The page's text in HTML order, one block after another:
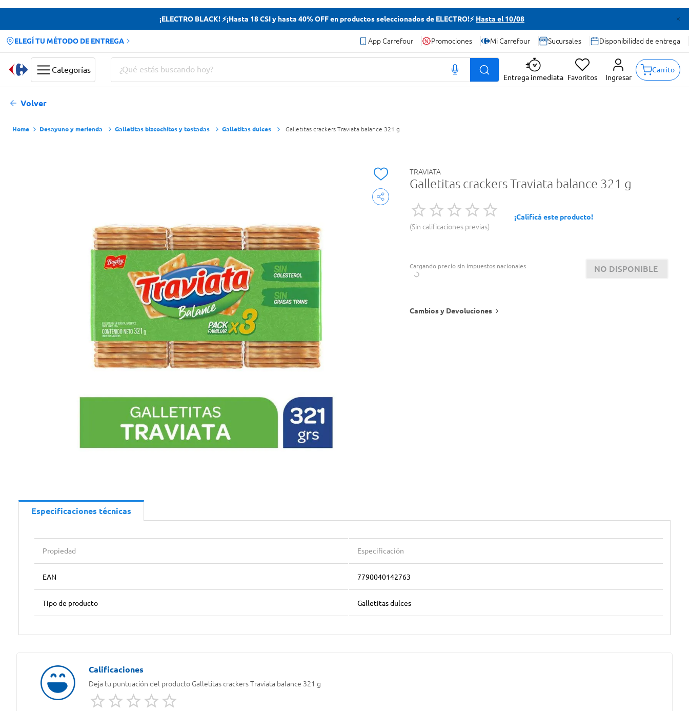
¡ELECTRO BLACK! ⚡¡Hasta 18 CSI y hasta 40% OFF en productos seleccionados de ELECTRO!⚡ Hasta el 10/08
ELEGÍ TU MÉTODO DE ENTREGA App Carrefour Promociones Mi Carrefour Sucursales Disponibilidad de entrega
Categorías
¿Qué estás buscando hoy?
Entrega inmediata Favoritos Ingresar
Carrito
Volver
Desayuno y merienda Galletitas bizcochitos y tostadas Galletitas dulces Galletitas crackers Traviata balance 321 g
TRAVIATA
Galletitas crackers Traviata balance 321 g
Sin calificaciones previas
¡Calificá este producto!
Cargando precio sin impuestos nacionales NO DISPONIBLE
Cambios y Devoluciones
Especificaciones técnicas
Propiedad Especificación
EAN 7790040142763
Tipo de producto Galletitas dulces
Deja tu puntuación del producto Galletitas crackers Traviata balance 321 g
Términos más buscados